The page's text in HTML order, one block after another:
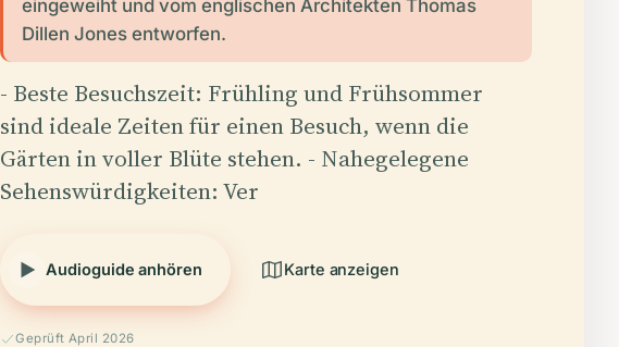
eingeweiht und vom englischen Architekten Thomas
Dillen Jones entworfen.
- Beste Besuchszeit: Frühling und Frühsommer
sind ideale Zeiten für einen Besuch, wenn die
Gärten in voller Blüte stehen. - Nahegelegene
Sehenswürdigkeiten: Ver
Audioguide anhören Karte anzeigen
Geprüft April 2026